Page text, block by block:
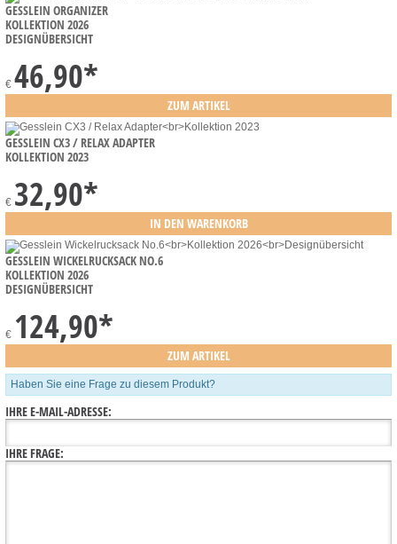
GESSLEIN ORGANIZER
KOLLEKTION 2026
DESIGNÜBERSICHT
€ 46,90*
GESSLEIN CX3 / RELAX ADAPTER
KOLLEKTION 2023
€ 32,90*
GESSLEIN WICKELRUCKSACK NO.6
KOLLEKTION 2026
DESIGNÜBERSICHT
€ 124,90*
Haben Sie eine Frage zu diesem Produkt?
IHRE E-MAIL-ADRESSE:
IHRE FRAGE: